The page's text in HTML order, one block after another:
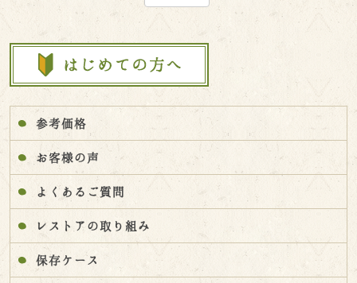
参考価格
お客様の声
よくあるご質問
レストアの取り組み
保存ケース